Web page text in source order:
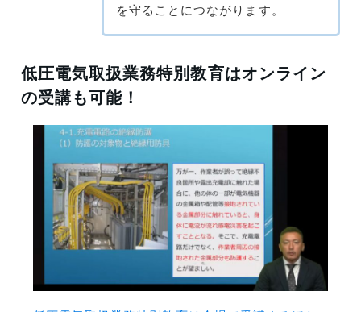
を守ることにつながります。
低圧電気取扱業務特別教育はオンライン
の受講も可能！